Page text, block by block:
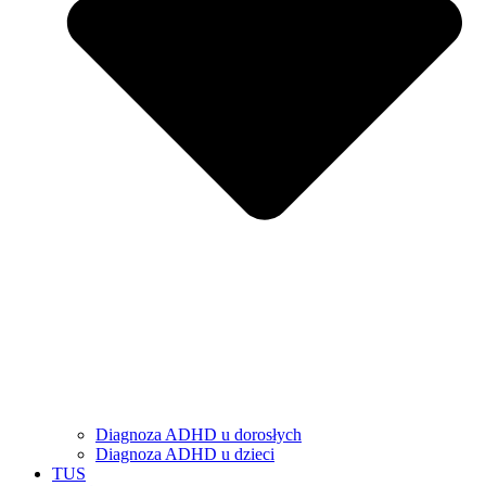
Diagnoza ADHD u dorosłych
Diagnoza ADHD u dzieci
TUS